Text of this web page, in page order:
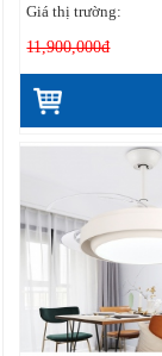
Giá thị trường:
11,900,000đ